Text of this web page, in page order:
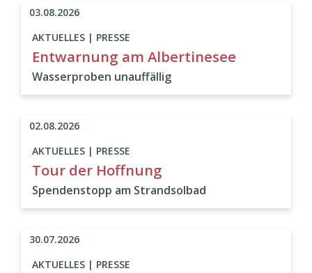
AKTUELLES | PRESSE
Entwarnung am Albertinesee
Wasserproben unauffällig
03.08.2026
AKTUELLES | PRESSE
Tour der Hoffnung
Spendenstopp am Strandsolbad
02.08.2026
AKTUELLES | PRESSE
30.07.2026